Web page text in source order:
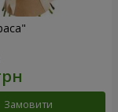
Замовити